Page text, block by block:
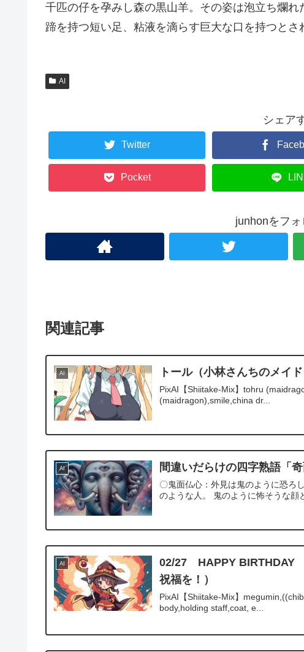
千匹の仔を孕みし森の黒山羊。その姿は泡立ち爛
蹄を持つ短い足、粘液を滴らす巨大な口を持つとさ
AI
シェア
Twitter
Pocket
junhonをフォ
関連記事
AI トール（小林さんちのメイド
PixAI【Shiitake-Mix】tohru
(maidragon),smile,china dr...
AI 間違いだらけの四字熟語「奇
〇鬼面仏心：外見は鬼のように恐ろ
のような人。 鬼のように怖そうな顔
AI
02/27 HAPPY BIRTHDAY
祝福を！）
PixAI【Shiitake-Mix】
body,holding staff,coat, e...